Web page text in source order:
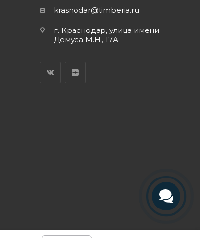
krasnodar@timberia.ru
г. Краснодар, улица имени
Демуса М.Н., 17А